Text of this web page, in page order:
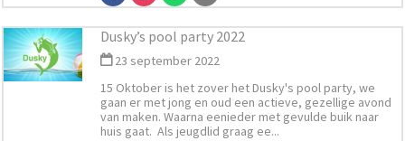
Dusky’s pool party 2022
23 september 2022
15 Oktober is het zover het Dusky's pool party, we
gaan er met jong en oud een actieve, gezellige avond
van maken. Waarna eenieder met gevulde buik naar
huis gaat. Als jeugdlid graag ee...